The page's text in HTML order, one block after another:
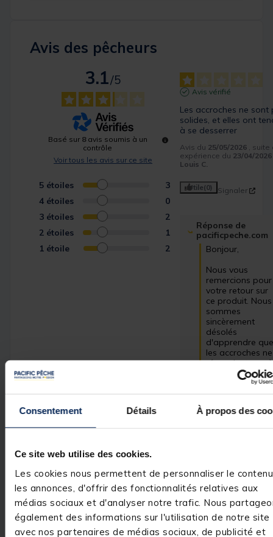
Consentement Détails À propos des
Ce site web utilise des cookies.
Les cookies nous permettent de personnaliser le
les annonces, d'offrir des fonctionnalités relatives aux
médias sociaux et d'analyser notre trafic. Nous
également des informations sur l'utilisation de notre site
avec nos partenaires de médias sociaux, de publicité et
Avis des pêcheurs
3.1
/5
Basé sur 8 avis soumis à un
contrôle
Voir tous les avis sur ce site
5 étoiles
3
4 étoiles
0
3 étoiles
2
2 étoiles
1
1 étoile 2
Avis vérifié
Les accroches ne sont
solides, et elles ont
à se desserrer
Avis du 25/05/2026 , suite
expérience du 23/04/2026
Louis C.
Utile(0) Signaler
Réponse de
pacificpeche.com
Bonjour,
Nous vous
remercions pour
votre retour sur
ce produit. Nous
sommes
sincèrement
désolés
d'apprendre
les accroches ne
répondent pas
vos attentes et
comprenons
votre frustration.
invitons à
solution.
Bien
cordialement.
L’équipe
pacificpeche